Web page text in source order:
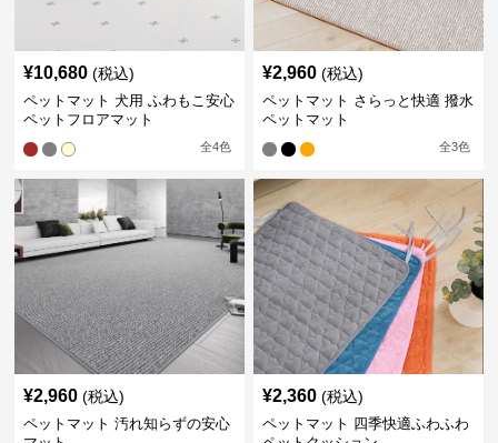
¥10,680 (税込)
ペットマット 犬用 ふわもこ安心
ペットフロアマット
全4色
¥2,960 (税込)
ペットマット さらっと快適 撥水
ペットマット
全3色
¥2,960 (税込)
ペットマット 汚れ知らずの安心
¥2,360 (税込)
ペットマット 四季快適ふわふわ